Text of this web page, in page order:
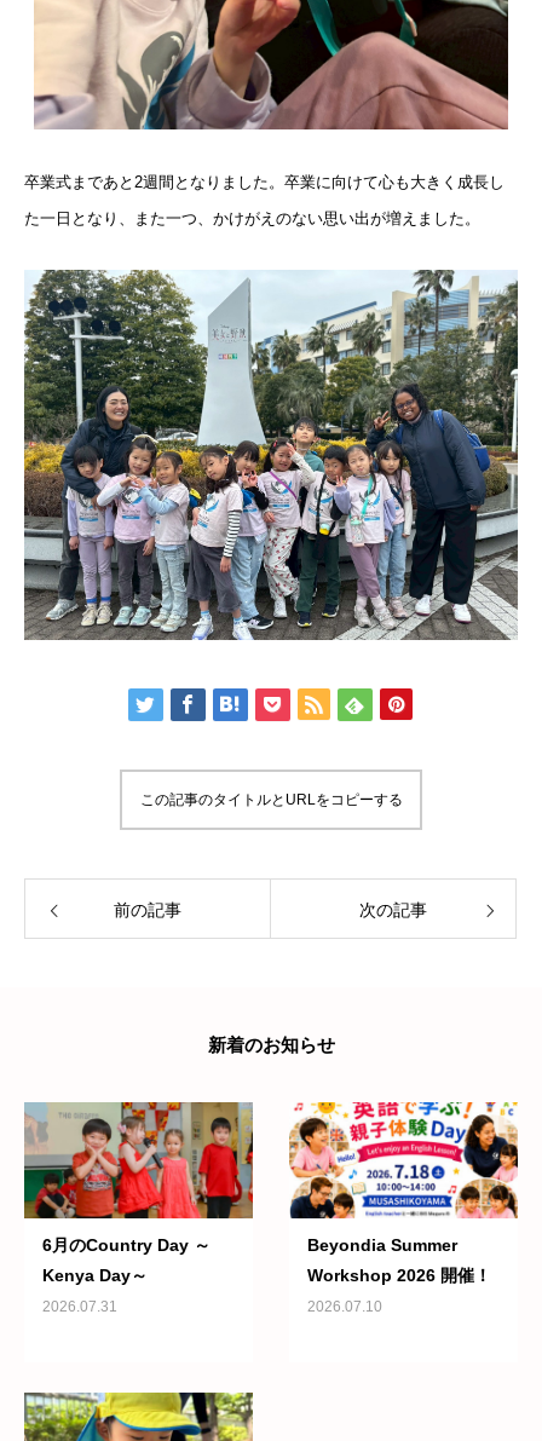
卒業式まであと2週間となりました。 卒業に向けて心も大きく成長し
た一日となり、また一つ、 かけがえのない思い出が増えました。
この記事のタイトルとURLをコピーする
前の記事 次の記事
新着のお知らせ
6月のCountry Day ～
Kenya Day～
2026.07.31
Beyondia Summer
Workshop 2026 開催！
2026.07.10